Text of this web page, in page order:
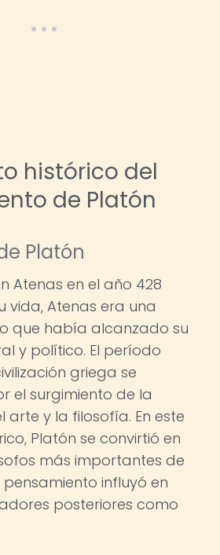
histórico del
de Platón
Platón
Atenas en el año 428
vida, Atenas era una
que había alcanzado su
y político. El período
griega se
el surgimiento de la
arte y la filosofía. En este
Platón se convirtió en
más importantes de
influyó en
posteriores como